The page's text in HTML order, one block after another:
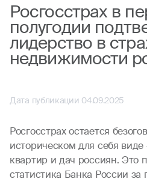
Росгосстрах в
полугодии
лидерство в
недвижимости
Дата публикации 04.09.2025
Росгосстрах остается
историческом для себя
квартир и дач россиян. Это
статистика Банка России